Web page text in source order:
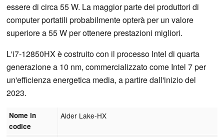
essere di circa 55 W. La maggior parte dei produttori di
computer portatili probabilmente opterà per un valore
superiore a 55 W per ottenere prestazioni migliori.
L'i7-12850HX è costruito con il processo Intel di quarta
generazione a 10 nm, commercializzato come Intel 7 per
un'efficienza energetica media, a partire dall'inizio del
2023.
Nome in
codice
Alder Lake-HX